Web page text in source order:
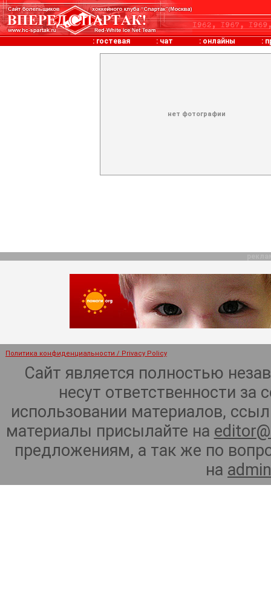
: гостевая : чат : онлайны :
нет фотографии
Политика конфиденциальности / Privacy Policy
Сайт является полностью
несут ответственности
использовании материалов,
материалы присылайте на
предложениям, а так же по
на